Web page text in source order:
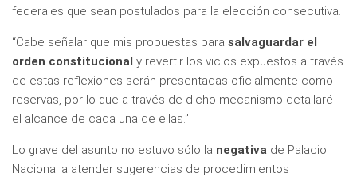
federales que sean postulados para la elección consecutiva.
“Cabe señalar que mis propuestas para salvaguardar el
orden constitucional y revertir los vicios expuestos a través
de estas reflexiones serán presentadas oficialmente como
reservas, por lo que a través de dicho mecanismo detallaré
el alcance de cada una de ellas.”
Lo grave del asunto no estuvo sólo la negativa de Palacio
Nacional a atender sugerencias de procedimientos